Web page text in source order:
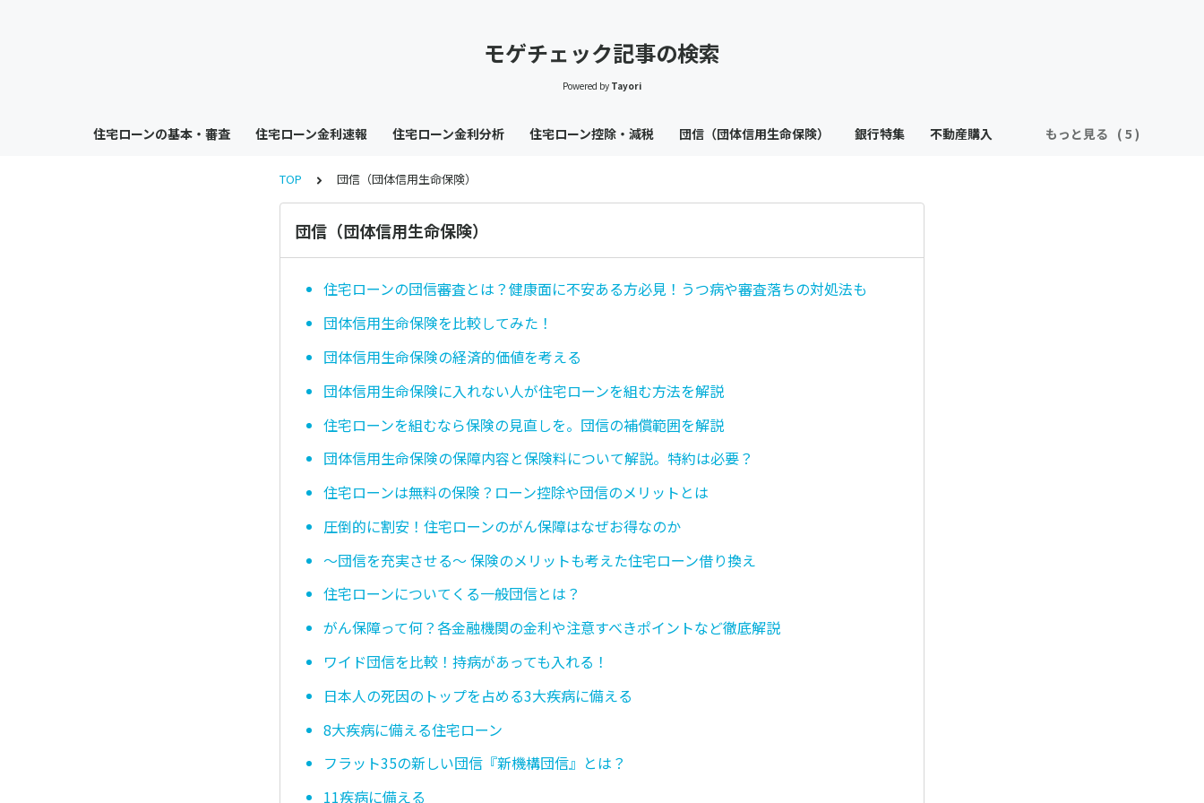
モゲチェック記事の検索
Powered by Tayori
住宅ローンの基本・審査 住宅ローン金利速報 住宅ローン金利分析 住宅ローン控除・減税 団信（団体信用生命保険） 銀行特集 不動産購入 もっと見る
TOP 団信（団体信用生命保険）
団信（団体信用生命保険）
住宅ローンの団信審査とは？健康面に不安ある方必見！うつ病や審査落ちの対処法も
団体信用生命保険を比較してみた！
団体信用生命保険の経済的価値を考える
団体信用生命保険に入れない人が住宅ローンを組む方法を解説
住宅ローンを組むなら保険の見直しを。団信の補償範囲を解説
団体信用生命保険の保障内容と保険料について解説。特約は必要？
住宅ローンは無料の保険？ローン控除や団信のメリットとは
圧倒的に割安！住宅ローンのがん保障はなぜお得なのか
〜団信を充実させる〜 保険のメリットも考えた住宅ローン借り換え
住宅ローンについてくる一般団信とは？
がん保障って何？各金融機関の金利や注意すべきポイントなど徹底解説
ワイド団信を比較！持病があっても入れる！
日本人の死因のトップを占める3大疾病に備える
8大疾病に備える住宅ローン
フラット35の新しい団信『新機構団信』とは？
11疾病に備える